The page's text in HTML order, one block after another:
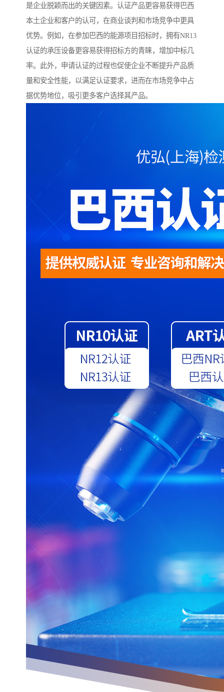
是企业脱颖而出的关键因素。认证产品更容易获得巴西
本土企业和客户的认可，在商业谈判和市场竞争中更具
优势。例如，在参加巴西的能源项目招标时，拥有NR13
认证的承压设备更容易获得招标方的青睐，增加中标几
率。此外，申请认证的过程也促使企业不断提升产品质
量和安全性能，以满足认证要求，进而在市场竞争中占
据优势地位，吸引更多客户选择其产品。